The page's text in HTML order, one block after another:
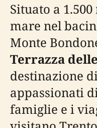
Situato a
mare nel
Monte
Terrazza
destinazione
appassionati
famiglie e i